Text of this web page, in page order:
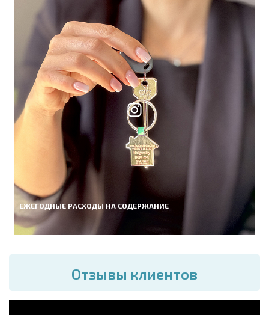
ЕЖЕГОДНЫЕ РАСХОДЫ НА СОДЕРЖАНИЕ
Отзывы клиентов